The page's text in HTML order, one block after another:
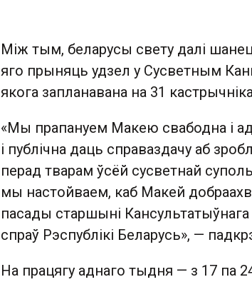
Між тым, беларусы свету далі
яго прыняць удзел у Сусветным
якога запланавана на 31
«Мы прапануем Макею свабодна і
і публічна даць справаздачу аб
перад тварам ўсёй сусветнай
мы настойваем, каб Макей
пасады старшыні
спраў Рэспублікі Беларусь», —
На працягу аднаго тыдня — з 17 па